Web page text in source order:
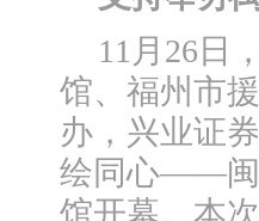
11月26日
馆、福州市
办，兴业证
绘同心——闽
馆开幕。本